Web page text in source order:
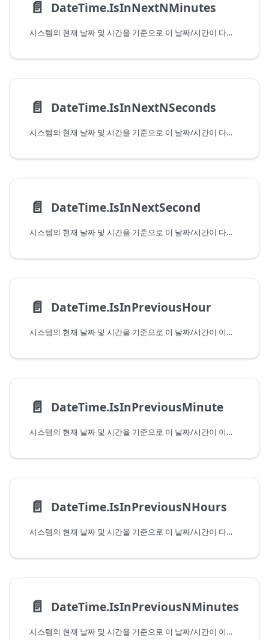
📄️ DateTime.IsInNextNMinutes
시스템의 현재 날짜 및 시간을 기준으로 이 날짜/시간이 다음 몇 분 이내에 속하는지 여부를 나타냅니다. 현재 분에 속하는 값을 전달하는 경우 이 함수는 False를 반환합니다.
📄️ DateTime.IsInNextNSeconds
시스템의 현재 날짜 및 시간을 기준으로 이 날짜/시간이 다음 몇 초 이내에 속하는지 여부를 나타냅니다. 현재 초에 속하는 값을 전달하는 경우 이 함수는 False를 반환합니다.
📄️ DateTime.IsInNextSecond
시스템의 현재 날짜 및 시간을 기준으로 이 날짜/시간이 다음 초에 속하는지 여부를 나타냅니다. 현재 초에 속하는 값을 전달하는 경우 이 함수는 False를 반환합니다.
📄️ DateTime.IsInPreviousHour
시스템의 현재 날짜 및 시간을 기준으로 이 날짜/시간이 이전 시간에 속하는지 여부를 나타냅니다. 현재 시간에 속하는 값을 전달하는 경우 이 함수는 False를 반환합니다.
📄️ DateTime.IsInPreviousMinute
시스템의 현재 날짜 및 시간을 기준으로 이 날짜/시간이 이전 분에 속하는지 여부를 나타냅니다. 현재 분에 속하는 값을 전달하는 경우 이 함수는 False를 반환합니다.
📄️ DateTime.IsInPreviousNHours
시스템의 현재 날짜 및 시간을 기준으로 이 날짜/시간이 다음 주에 속하는지 여부를 나타냅니다. 현재 주에 속하는 값을 전달하는 경우 이 함수는 False를 반환합니다.
📄️ DateTime.IsInPreviousNMinutes
시스템의 현재 날짜 및 시간을 기준으로 이 날짜/시간이 이전 몇 분 이내에 속하는지 여부를 나타냅니다. 현재 분에 속하는 값을 전달하는 경우 이 함수는 False를 반환합니다.